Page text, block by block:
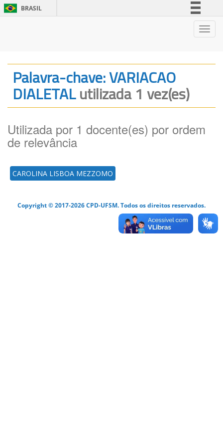
BRASIL
Legislação
Canais
Palavra-chave: VARIACAO
DIALETALutilizada 1 vez(es)
Utilizada por 1 docente(es) por ordem
de relevância
CAROLINA LISBOA MEZZOMO
Copyright © 2017-2026 CPD-UFSM. Todos os direitos reservados.